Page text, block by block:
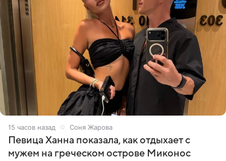
15 часов назад Соня Жарова
Певица Ханна показала, как отдыхает с
мужем на греческом острове Миконос